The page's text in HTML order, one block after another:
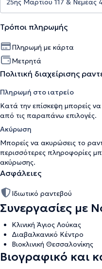
Τρόποι πληρωμής
Πληρωμή με κάρτα
Μετρητά
Πολιτική διαχείρισης
Πληρωμή στο ιατρείο
Κατά την επίσκεψη μπορείς
από τις παραπάνω επιλογές.
Ακύρωση
Μπορείς να ακυρώσεις το
περισσότερες πληροφορίες
ακύρωσης.
Ασφάλειες
Ιδιωτικό ραντεβού
Συνεργασίες με
Κλινική Άγιος Λούκας
Διαβαλκανικό Κέντρο
Βιοκλινική Θεσσαλονίκης
Βιογραφικό και